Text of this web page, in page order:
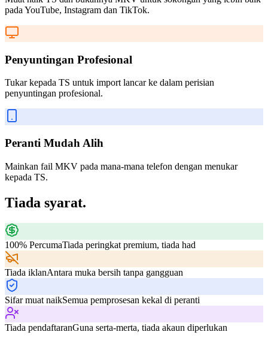
pada YouTube, Instagram dan TikTok.
Penyuntingan Profesional
Tukar kepada TS untuk import lancar ke dalam perisian
penyuntingan profesional.
Peranti Mudah Alih
Mainkan fail MKV pada mana-mana telefon dengan menukar
kepada TS.
Tiada syarat.
100% PercumaTiada peringkat premium, tiada had
Tiada iklanAntara muka bersih tanpa gangguan
Sifar muat naikSemua pemprosesan kekal di peranti
Tiada pendaftaranGuna serta-merta, tiada akaun diperlukan